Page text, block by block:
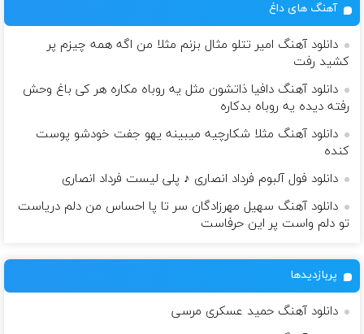
آهنگ های داغ
دانلود آهنگ امیر تتلو مثال بزنم مثلا من اگه همه چیزم پر
کشید رفت
دانلود آهنگ دافیا ذاتشون مثل یه روباه مکاره هر کی باغ وحش
رفته دیده یه روباه بدکاره
دانلود آهنگ مثلا شکارچیه میبینه یهو جفت خودشو پوست
کنده
دانلود فول آلبوم فرداد انصاری ♪ پلی لیست فرداد انصاری
دانلود آهنگ سهیل مهرزادگان سر تا پا احساس من دلم دریاست
تو دلم واست پر این حرفاست
پربازدیدها
دانلود آهنگ حمید عسکری مرسی